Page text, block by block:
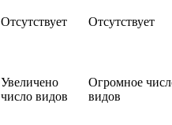
Отсутствует Отсутствует
Увеличено
число видов
Огромное
видов